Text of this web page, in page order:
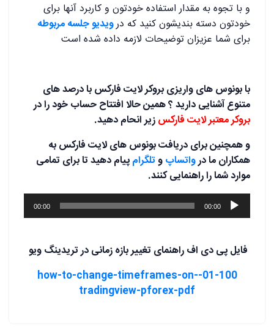
و با تجوه به مقدار استفاده خودتون و کاربرد آنها برای
خودتون دسته بندیشون کنید که درویدیو جلسه مربوطه
برای شما عزیزان توضیحات لازمه داده شده است
با بونوس های واریزی بروکر لایت فارکس با درصد های
متنوع آشنایی دارید ؟ همین حالا افتتاح حساب خود را در
بروکر معتبر لایت فارکسزیر انحام دهید.
و همچنین برای دریافت بونوس های لایت فارکس به
همکاران ما درواتساپوتلگرامپیام دهید تا برای تمامی
موارد شما را راهنمایی کنند.
پخش‌کننده
صوت
00:00
00:00
فایل پی دی اف راهنمای تغییر بازه زمانی در تریدینگ ویو
01-100-how-to-change-timeframes-on-
tradingview-pforex-pdf